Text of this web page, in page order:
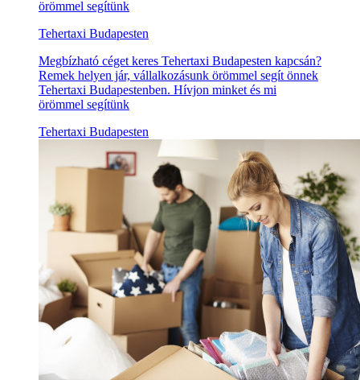
örömmel segítünk
Tehertaxi Budapesten
Megbízható céget keres Tehertaxi Budapesten kapcsán?
Remek helyen jár, vállalkozásunk örömmel segít önnek
Tehertaxi Budapestenben. Hívjon minket és mi
örömmel segítünk
Tehertaxi Budapesten